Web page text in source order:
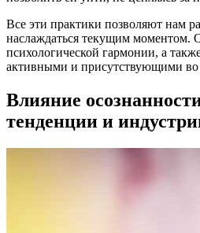
Все эти практики позволяют нам
наслаждаться текущим моментом.
психологической гармонии, а
активными и присутствующими во
Влияние
тенденции и